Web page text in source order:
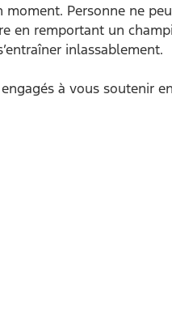
moment. Personne ne
en remportant un
inlassablement.
à vous soutenir